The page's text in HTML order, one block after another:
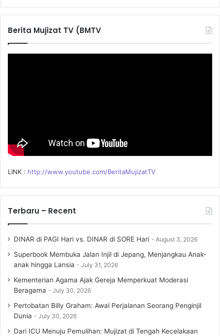
r
f
o
Berita Mujizat TV (BMTV
LINK : http://www.youtube.com/BeritaMujizatTV
Terbaru – Recent
DINAR di PAGI Hari vs. DINAR di SORE Hari August 3, 2026
Superbook Membuka Jalan Injil di Jepang, Menjangkau Anak-
anak hingga Lansia
July 31, 2026
Kementerian Agama Ajak Gereja Memperkuat Moderasi
Beragama
July 30, 2026
Pertobatan Billy Graham: Awal Perjalanan Seorang Penginjil
Dunia
July 30, 2026
Dari ICU Menuju Pemulihan: Mujizat di Tengah Kecelakaan